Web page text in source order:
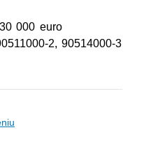
000 euro
2, 90514000-3